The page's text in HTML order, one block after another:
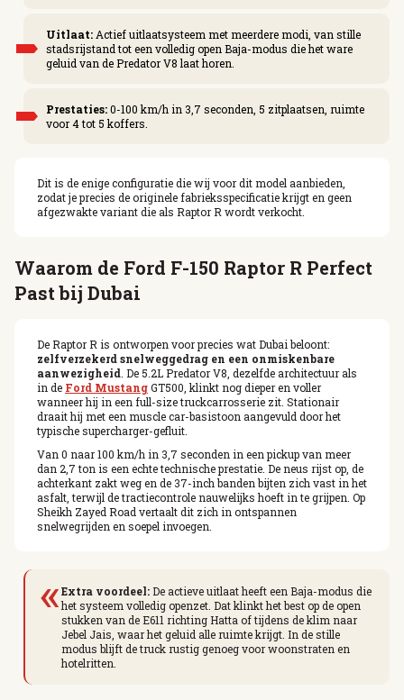
Uitlaat: Actief uitlaatsysteem met meerdere modi, van stille
stadsrijstand tot een volledig open Baja-modus die het ware
geluid van de Predator V8 laat horen.
Prestaties:0-100 km/h in 3,7 seconden, 5 zitplaatsen, ruimte
voor 4 tot 5 koffers.
Dit is de enige configuratie die wij voor dit model aanbieden,
zodat je precies de originele fabrieksspecificatie krijgt en geen
afgezwakte variant die als Raptor R wordt verkocht.
Waarom de Ford F-150 Raptor R Perfect
Past bij Dubai
De Raptor R is ontworpen voor precies wat Dubai beloont:
zelfverzekerd snelweggedrag en een onmiskenbare
aanwezigheid . De 5.2L Predator V8, dezelfde architectuur als
in de Ford MustangGT500, klinkt nog dieper en voller
wanneer hij in een full-size truckcarrosserie zit. Stationair
draait hij met een muscle car-basistoon aangevuld door het
typische supercharger-gefluit.
Van 0 naar 100 km/h in 3,7 seconden in een pickup van meer
dan 2,7 ton is een echte technische prestatie. De neus rijst op, de
achterkant zakt weg en de 37-inch banden bijten zich vast in het
asfalt, terwijl de tractiecontrole nauwelijks hoeft in te grijpen. Op
Sheikh Zayed Road vertaalt dit zich in ontspannen
snelwegrijden en soepel invoegen.
«Extra voordeel:De actieve uitlaat heeft een Baja-modus die
het systeem volledig openzet. Dat klinkt het best op de open
stukken van de E611 richting Hatta of tijdens de klim naar
Jebel Jais, waar het geluid alle ruimte krijgt. In de stille
modus blijft de truck rustig genoeg voor woonstraten en
hotelritten.